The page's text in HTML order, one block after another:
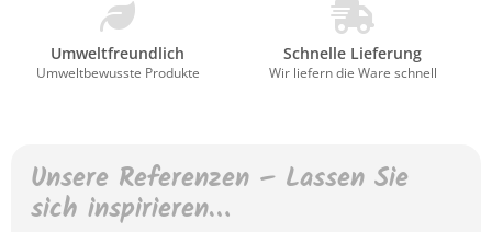
Umweltfreundlich
Umweltbewusste Produkte
Schnelle Lieferung
Wir liefern die Ware schnell
Unsere Referenzen – Lassen Sie
sich inspirieren…